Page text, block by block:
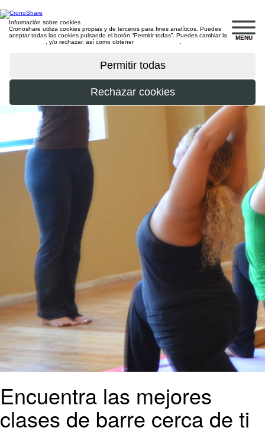
MENU
Información sobre cookies
Cronoshare utiliza cookies propias y de terceros para fines analíticos. Puedes
aceptar todas las cookies pulsando el botón “Permitir todas”. Puedes cambiar la
, y/o rechazar, así como obtener
Encuentra las mejores
clases de barre cerca de ti